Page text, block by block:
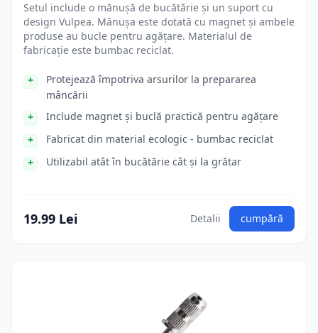
Setul include o mănușă de bucătărie și un suport cu
design Vulpea. Mănușa este dotată cu magnet și ambele
produse au bucle pentru agățare. Materialul de
fabricație este bumbac reciclat.
Protejează împotriva arsurilor la prepararea
mâncării
Include magnet și buclă practică pentru agățare
Fabricat din material ecologic - bumbac reciclat
Utilizabil atât în bucătărie cât și la grătar
19.99 Lei Detalii cumpără